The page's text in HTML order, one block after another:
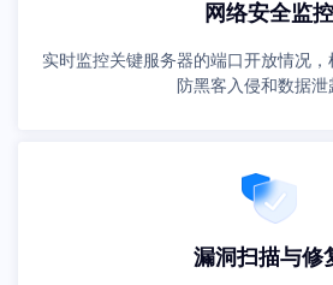
网络安全监控
实时监控关键服务器的端口开放情况
防黑客入侵和数据泄
漏洞扫描与修